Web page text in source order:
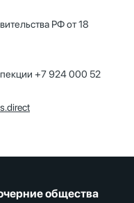
РФ от 18
+7 924 000 52
общества